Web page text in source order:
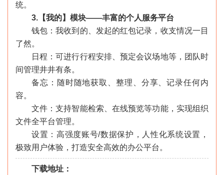
统。
3.【我的】模块——丰富的个人服务平台
钱包：我收到的、发起的红包记录，收支情况一目
了然。
日程：可进行行程安排、预定会议场地等，团队时
间管理井井有条。
备忘：随时随地获取、整理、分享、记录任何内
容。
文件：支持智能检索、在线预览等功能，实现组织
文件全平台管理。
设置：高强度账号/数据保护，人性化系统设置，
极致用户体验，打造安全高效的办公平台。
下载地址：